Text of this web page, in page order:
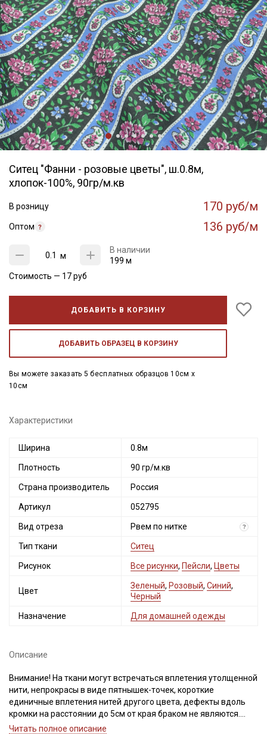
Ситец "Фанни - розовые цветы", ш.0.8м,
хлопок-100%, 90гр/м.кв
В розницу 170 руб/м
Оптом 136 руб/м
м
В наличии
199 м
Стоимость — 17руб
ДОБАВИТЬ В КОРЗИНУ
ДОБАВИТЬ ОБРАЗЕЦ В КОРЗИНУ
Вы можете заказать 5 бесплатных образцов 10см x
10см
Характеристики
Ширина 0.8м
Плотность 90 гр/м.кв
Страна производитель Россия
Артикул 052795
Вид отреза Рвем по нитке ?
Тип ткани Ситец
Рисунок Все рисунки, Пейсли, Цветы
Цвет
Зеленый, Розовый, Синий,
Черный
Назначение Для домашней одежды
Описание
Внимание! На ткани могут встречаться вплетения утолщенной
нити, непрокрасы в виде пятнышек-точек, короткие
единичные вплетения нитей другого цвета, дефекты вдоль
кромки на расстоянии до 5см от края браком не являются.
Ширина ткани ±2см.
Читать полное описание